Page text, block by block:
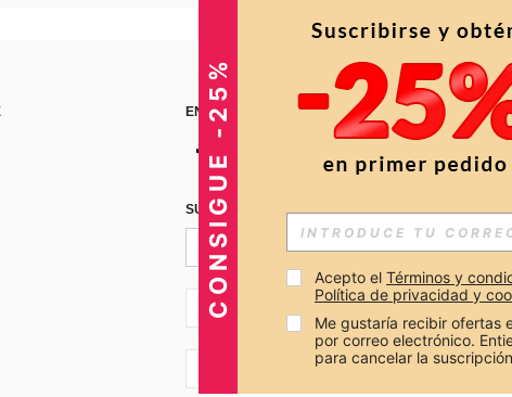
ENCUÉNTRANOS EN APP
SUSCRÍBETE PARA RECIBIR OFERTAS
CO + 57
CONSIGUE -25% Acepto el Términos y
Política de privacidad y
Me gustaría recibir ofertas
por correo electrónico.
para cancelar la